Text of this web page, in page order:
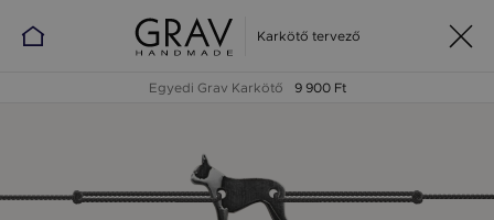
Karkötő tervező
Egyedi Grav Karkötő 9 900 Ft